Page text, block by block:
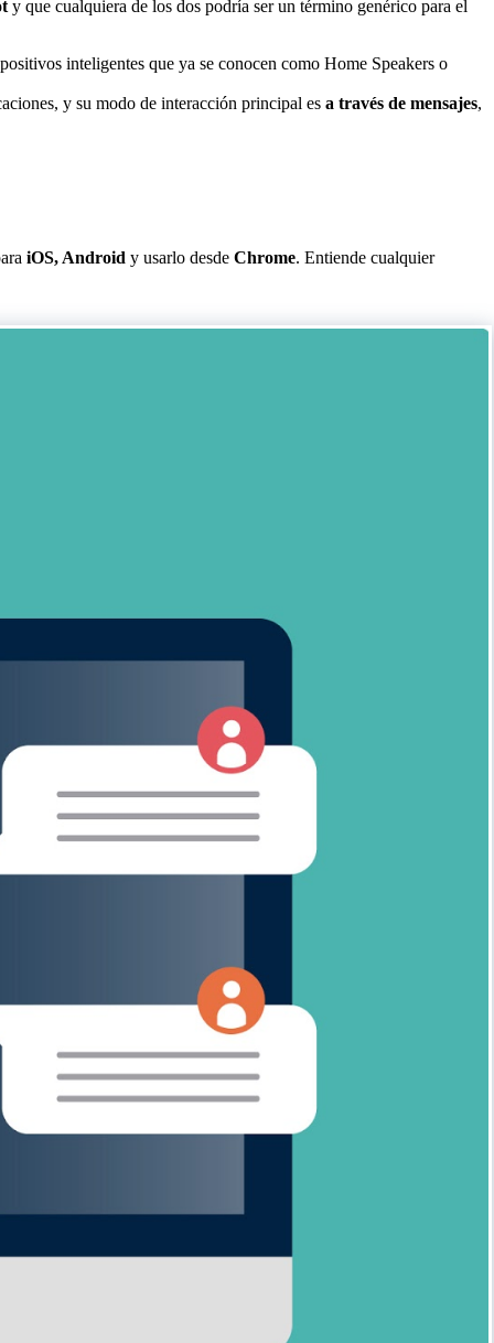
y que cualquiera de los dos podría ser un término genérico para el
inteligentes que ya se conocen como Home Speakers o
y su modo de interacción principal es a través de mensajes,
iOS, Android y usarlo desde Chrome. Entiende cualquier